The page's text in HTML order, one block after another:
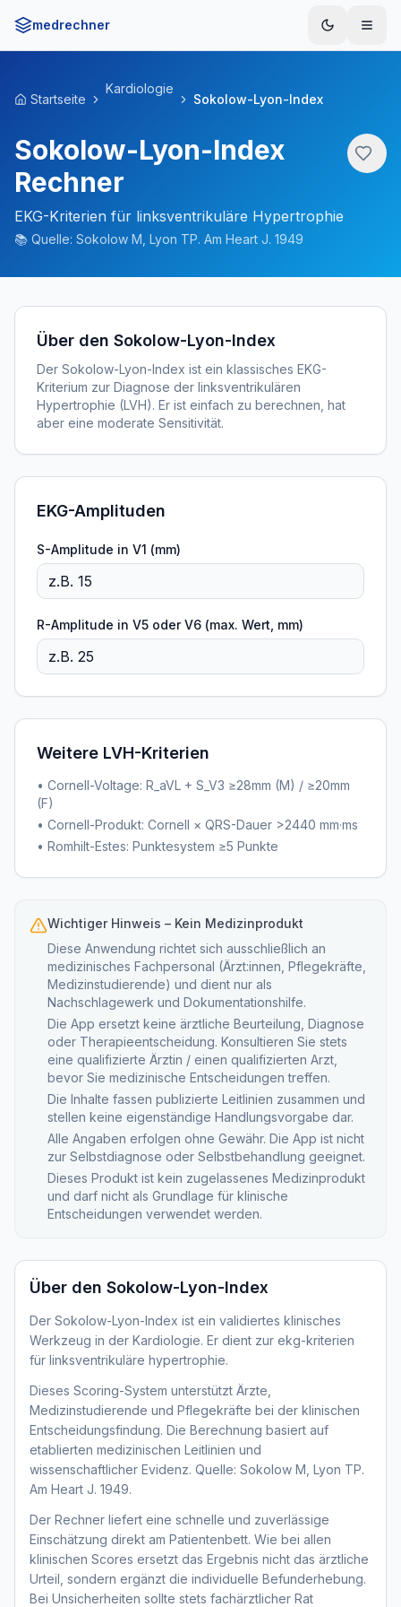
medrechner
Startseite
Kardiologie
Sokolow-Lyon-Index
Sokolow-Lyon-Index
Rechner
EKG-Kriterien für linksventrikuläre Hypertrophie
📚 Quelle: Sokolow M, Lyon TP. Am Heart J. 1949
Über den Sokolow-Lyon-Index
Der Sokolow-Lyon-Index ist ein klassisches EKG-
Kriterium zur Diagnose der linksventrikulären
Hypertrophie (LVH). Er ist einfach zu berechnen, hat
aber eine moderate Sensitivität.
EKG-Amplituden
S-Amplitude in V1 (mm)
R-Amplitude in V5 oder V6 (max. Wert, mm)
Weitere LVH-Kriterien
• Cornell-Voltage: R_aVL + S_V3 ≥28mm (M) / ≥20mm
(F)
• Cornell-Produkt: Cornell × QRS-Dauer >2440 mm·ms
• Romhilt-Estes: Punktesystem ≥5 Punkte
Wichtiger Hinweis – Kein Medizinprodukt
Diese Anwendung richtet sich ausschließlich an
medizinisches Fachpersonal (Ärzt:innen, Pflegekräfte,
Medizinstudierende) und dient nur als
Nachschlagewerk und Dokumentationshilfe.
Die App ersetzt keine ärztliche Beurteilung, Diagnose
oder Therapieentscheidung. Konsultieren Sie stets
eine qualifizierte Ärztin / einen qualifizierten Arzt,
bevor Sie medizinische Entscheidungen treffen.
Die Inhalte fassen publizierte Leitlinien zusammen und
stellen keine eigenständige Handlungsvorgabe dar.
Alle Angaben erfolgen ohne Gewähr. Die App ist nicht
zur Selbstdiagnose oder Selbstbehandlung geeignet.
Dieses Produkt ist kein zugelassenes Medizinprodukt
und darf nicht als Grundlage für klinische
Entscheidungen verwendet werden.
Über den Sokolow-Lyon-Index
Der Sokolow-Lyon-Index ist ein validiertes klinisches
Werkzeug in der Kardiologie. Er dient zur ekg-kriterien
für linksventrikuläre hypertrophie.
Dieses Scoring-System unterstützt Ärzte,
Medizinstudierende und Pflegekräfte bei der klinischen
Entscheidungsfindung. Die Berechnung basiert auf
etablierten medizinischen Leitlinien und
wissenschaftlicher Evidenz. Quelle: Sokolow M, Lyon TP.
Am Heart J. 1949.
Der Rechner liefert eine schnelle und zuverlässige
Einschätzung direkt am Patientenbett. Wie bei allen
klinischen Scores ersetzt das Ergebnis nicht das ärztliche
Urteil, sondern ergänzt die individuelle Befunderhebung.
Bei Unsicherheiten sollte stets fachärztlicher Rat